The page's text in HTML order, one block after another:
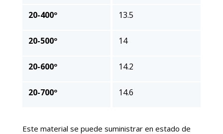
20-400º
20-500º
20-600º
20-700º
13.5
14
14.2
14.6
Este material se puede suministrar en estado de